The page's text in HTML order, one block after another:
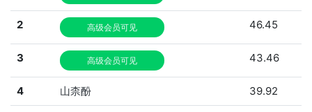
2 高级会员可见 46.45
3 高级会员可见 43.46
4 山柰酚 39.92